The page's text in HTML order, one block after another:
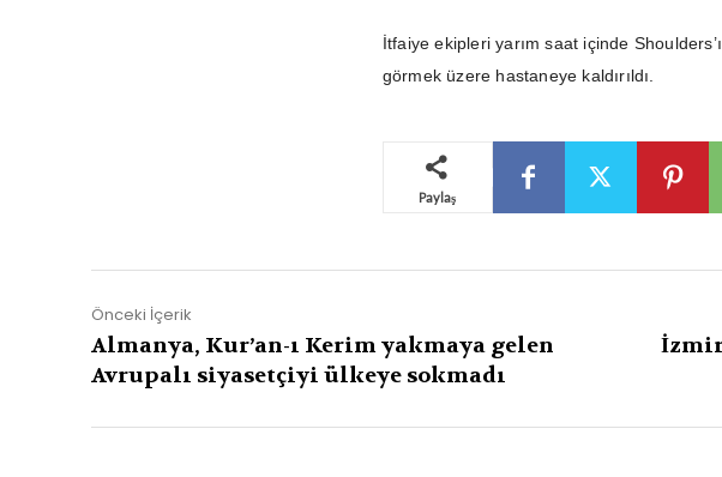
İtfaiye ekipleri yarım saat içinde
görmek üzere hastaneye kaldırıldı.
Paylaş
Önceki İçerik
Almanya, Kur’an-ı Kerim yakmaya gelen
Avrupalı siyasetçiyi ülkeye sokmadı
İzmir